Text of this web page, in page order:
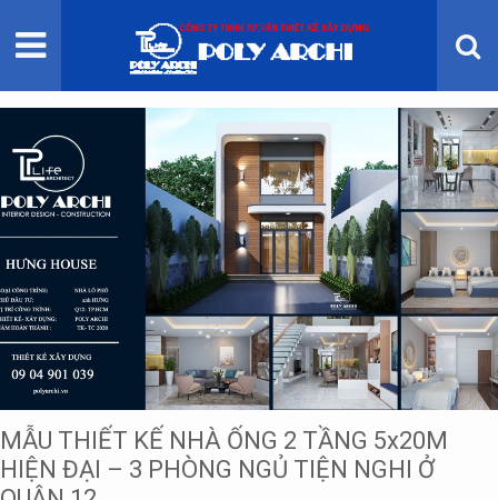
MẪU THIẾT KẾ NHÀ ỐNG 2 TẦNG 5x20M
HIỆN ĐẠI – 3 PHÒNG NGỦ TIỆN NGHI Ở
TRANG CHỦ
THIẾT KẾ KIẾN TRÚC
THI CÔNG XÂY DỰNG